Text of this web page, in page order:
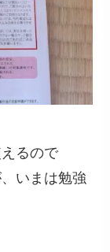
るので
いまは勉強